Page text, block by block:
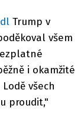
Trump v
všem
i okamžité
všech
proudit,"